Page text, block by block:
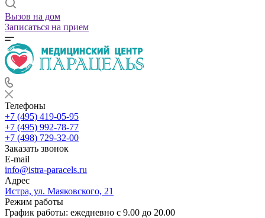
Вызов на дом
Записаться на прием
Телефоны
+7 (495) 419-05-95
+7 (495) 992-78-77
+7 (498) 729-32-00
Заказать звонок
E-mail
info@istra-paracels.ru
Адрес
Истра, ул. Маяковского, 21
Режим работы
График работы: ежедневно с 9.00 до 20.00